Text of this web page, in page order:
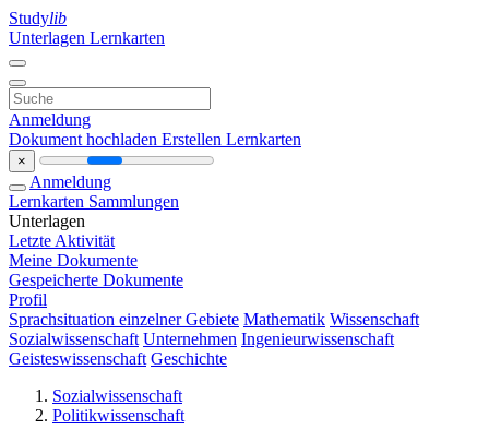
Studylib
Unterlagen Lernkarten
Anmeldung
Dokument hochladen Erstellen Lernkarten
×
Anmeldung
Lernkarten Sammlungen
Unterlagen
Letzte Aktivität
Meine Dokumente
Gespeicherte Dokumente
Profil
Sprachsituation einzelner Gebiete Mathematik Wissenschaft
Sozialwissenschaft Unternehmen Ingenieurwissenschaft
Geisteswissenschaft Geschichte
Sozialwissenschaft
Politikwissenschaft